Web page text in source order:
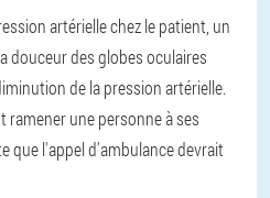
artérielle chez le patient, un
douceur des globes oculaires
de la pression artérielle.
ramener une personne à ses
que l'appel d'ambulance devrait